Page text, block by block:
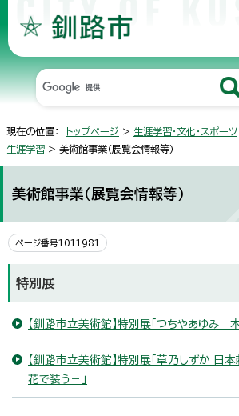
現在の位置： トップページ > 生涯学習・文化・スポーツ
生涯学習 > 美術館事業（展覧会情報等）
美術館事業（展覧会情報等）
ページ番号1011981
特別展
【釧路市立美術館】特別展「つちやあゆみ
【釧路市立美術館】特別展「草乃しずか 日
花で装う－」